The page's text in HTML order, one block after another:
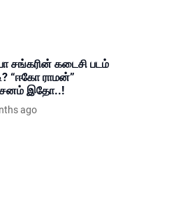
சங்கரின் கடைசி படம்
“ஈகோ ராமன்”
இதோ..!
ago